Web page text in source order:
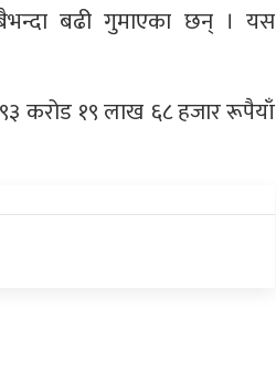
बढी गुमाएका छन् । यस
करोड १९ लाख ६८ हजार रूपैयाँ